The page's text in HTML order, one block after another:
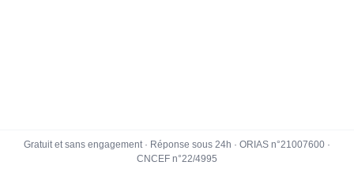
Gratuit et sans engagement · Réponse sous 24h · ORIAS n°21007600 ·
CNCEF n°22/4995